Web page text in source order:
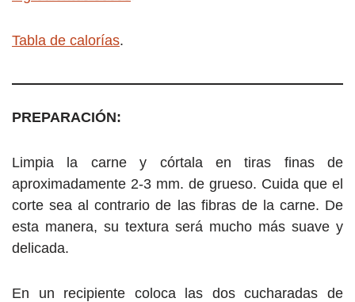
Tabla de calorías.
PREPARACIÓN:
Limpia la carne y córtala en tiras finas de
aproximadamente 2-3 mm. de grueso. Cuida que el
corte sea al contrario de las fibras de la carne. De
esta manera, su textura será mucho más suave y
delicada.
En un recipiente coloca las dos cucharadas de